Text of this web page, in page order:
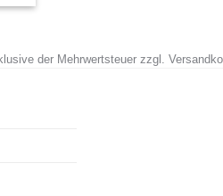
der Mehrwertsteuer zzgl.